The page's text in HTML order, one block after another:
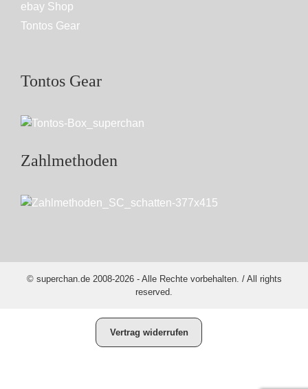
ebay Shop
Tontos Gear
Tontos Gear
Zahlmethoden
© superchan.de 2008-2026 - Alle Rechte vorbehalten. / All rights
reserved.
Vertrag widerrufen